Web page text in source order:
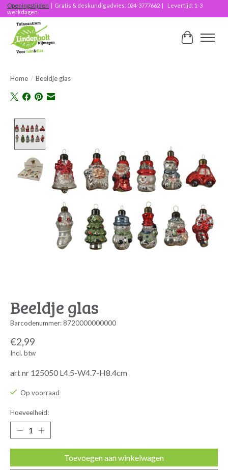
Openingstijden | Gratis & deskundig advies: 024-3777662 | Levertijd: 1-3
werkdagen
Home / Beeldje glas
Beeldje glas
Barcodenummer: 8720000000000
€2,99
Incl. btw
art nr 125050 L4.5-W4.7-H8.4cm
Op voorraad
Hoeveelheid:
Toevoegen aan winkelwagen